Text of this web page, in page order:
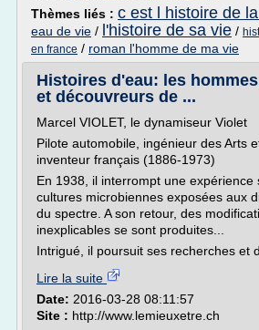
Thèmes liés : c est l histoire de
eau de vie / l'histoire de sa vie /
en france / roman l'homme de ma vie
Histoires d'eau: les
et découvreurs de ...
Marcel VIOLET, le dynamiseur Violet
Pilote automobile, ingénieur des Arts
inventeur français (1886-1973)
En 1938, il interrompt une expérience
cultures microbiennes exposées aux
du spectre. A son retour, des
inexplicables se sont produites...
Intrigué, il poursuit ses recherches et
Lire la suite
Date: 2016-03-28 08:11:57
Site : http://www.lemieuxetre.ch